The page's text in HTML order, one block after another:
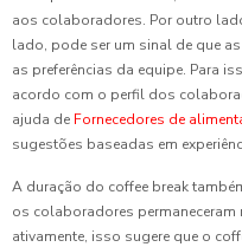
aos colaboradores. Por outro
lado, pode ser um sinal de que
as preferências da equipe. Para
acordo com o perfil dos
ajuda de Fornecedores de
sugestões baseadas em
A duração do coffee break
os colaboradores
ativamente, isso sugere que o